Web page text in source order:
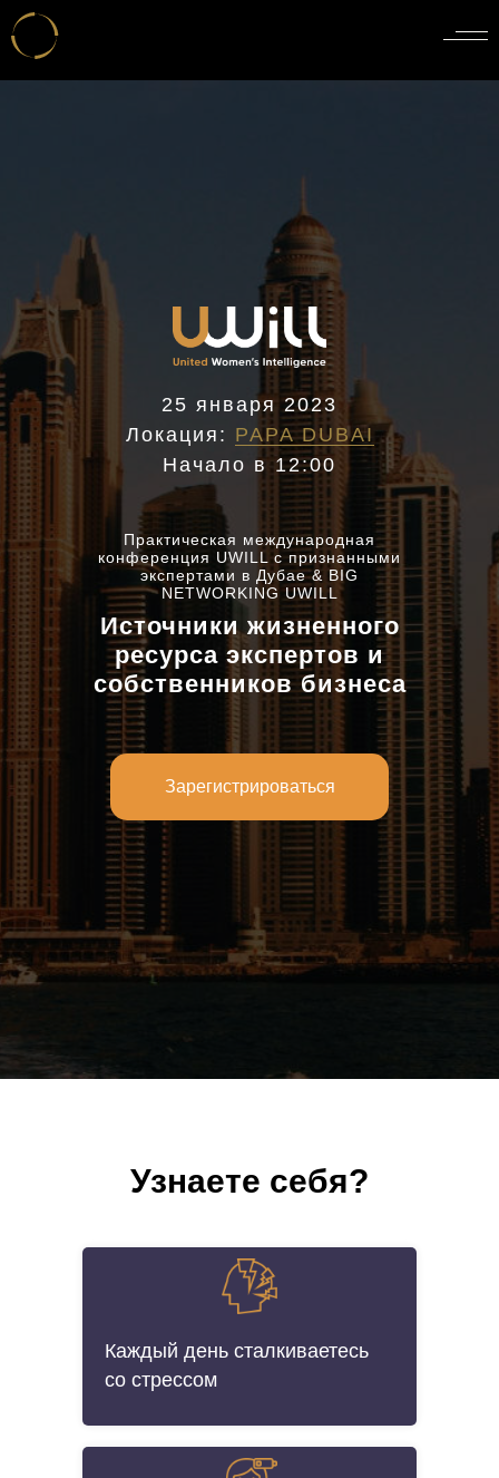
Практическая международная
конференция UWILL c признанными
экспертами в Дубае & BIG
NETWORKING UWILL
25 января 2023
Локация: PAPA DUBAI
Начало в 12:00
Зарегистрироваться
Источники жизненного
ресурса экспертов и
собственников бизнеса
Узнаете себя?
Каждый день сталкиваетесь
со стрессом